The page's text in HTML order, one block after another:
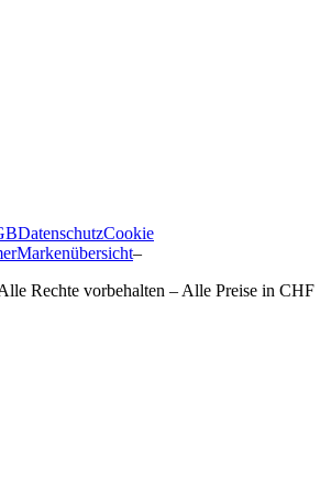
DatenschutzCookie
Markenübersicht–
Rechte vorbehalten – Alle Preise in CHF